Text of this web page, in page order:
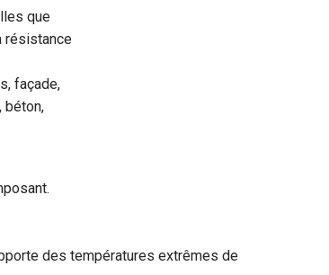
que
résistance
façade,
béton,
des températures extrêmes de